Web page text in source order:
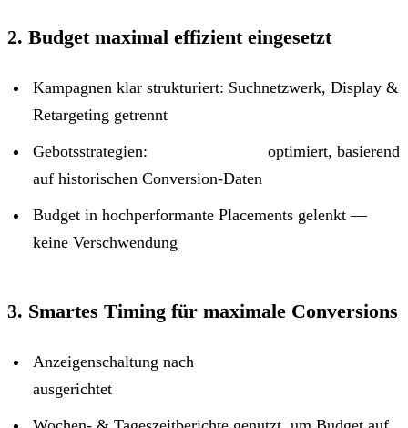
2. Budget maximal effizient eingesetzt
Kampagnen klar strukturiert: Suchnetzwerk, Display &
Retargeting getrennt
Gebotsstrategien:
optimiert, basierend
auf historischen Conversion-Daten
Budget in hochperformante Placements gelenkt —
keine Verschwendung
3. Smartes Timing für maximale Conversions
Anzeigenschaltung nach
ausgerichtet